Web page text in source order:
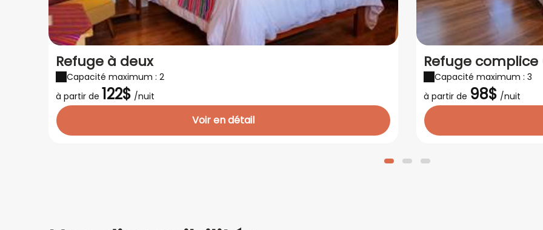
Refuge à deux
Capacité maximum : 2
à partir de 122$ /nuit
Voir en détail
Refuge complice
Capacité maximum : 3
à partir de 98$ /nuit